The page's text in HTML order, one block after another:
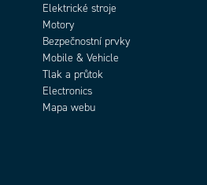
Elektrické stroje
Motory
Bezpečnostní prvky
Mobile & Vehicle
Tlak a průtok
Electronics
Mapa webu